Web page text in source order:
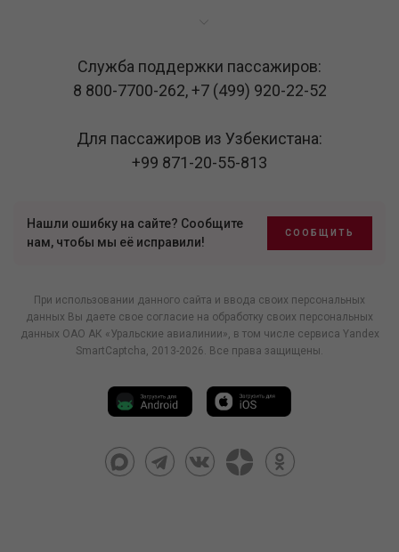
Служба поддержки пассажиров:
8 800-7700-262,+7 (499) 920-22-52
Для пассажиров из Узбекистана:
+99 871-20-55-813
Нашли ошибку на сайте? Сообщите
нам, чтобы мы её исправили!
СООБЩИТЬ
При использовании данного сайта и ввода своих персональных
данных Вы даете свое согласие на обработку своих персональных
данных ОАО АК «Уральские авиалинии», в том числе сервиса Yandex
SmartCaptcha, 2013-2026. Все права защищены.